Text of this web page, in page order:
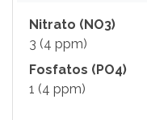
Nitrato (NO3)
3 (4 ppm)
Fosfatos (PO4)
1 (4 ppm)